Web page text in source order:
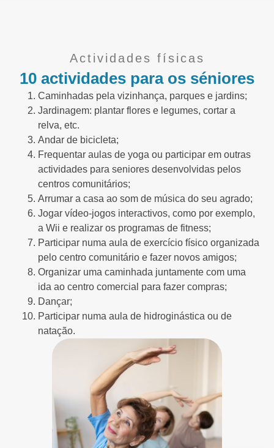
Actividades físicas
10 actividades para os séniores
Caminhadas pela vizinhança, parques e jardins;
Jardinagem: plantar flores e legumes, cortar a
relva, etc.
Andar de bicicleta;
Frequentar aulas de yoga ou participar em outras
actividades para seniores desenvolvidas pelos
centros comunitários;
Arrumar a casa ao som de música do seu agrado;
Jogar vídeo-jogos interactivos, como por exemplo,
a Wii e realizar os programas de fitness;
Participar numa aula de exercício físico organizada
pelo centro comunitário e fazer novos amigos;
Organizar uma caminhada juntamente com uma
ida ao centro comercial para fazer compras;
Dançar;
Participar numa aula de hidroginástica ou de
natação.